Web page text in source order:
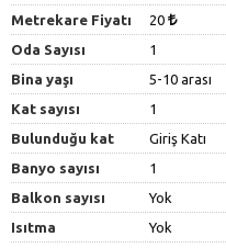
Metrekare Fiyatı
20
Oda Sayısı
1
Bina yaşı
5-10 arası
Kat sayısı
1
Bulunduğu kat
Giriş Katı
Banyo sayısı
1
Balkon sayısı
Yok
Isıtma
Yok